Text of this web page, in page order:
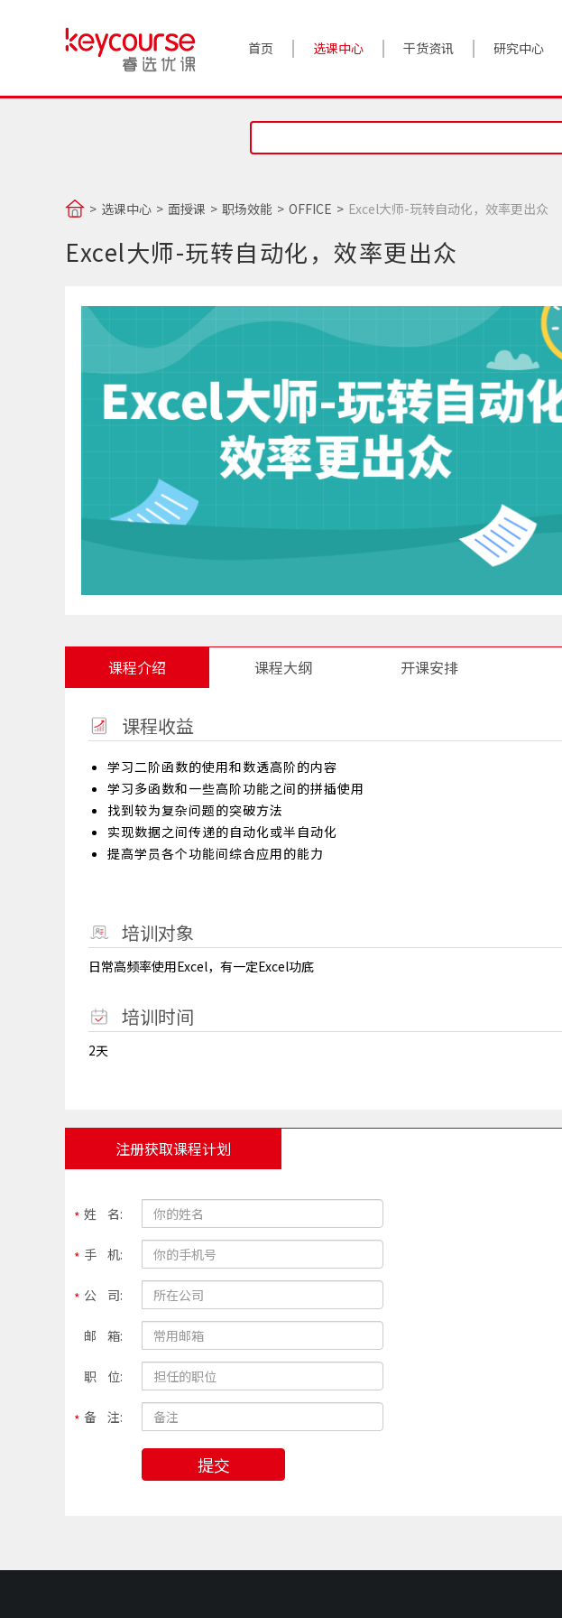
首页 选课中心 干货资讯
案例实践
对话高管
睿选视角
研究中心
BestHR研究院
研究报告
选课中心 面授课 职场效能 OFFICE Excel大师-玩转自动化，效率更出众
Excel大师-玩转自动化，效率更出众
课程介绍 课程大纲 开课安排
课程收益
学习二阶函数的使用和数透高阶的内容
学习多函数和一些高阶功能之间的拼插使用
找到较为复杂问题的突破方法
实现数据之间传递的自动化或半自动化
提高学员各个功能间综合应用的能力
培训对象
日常高频率使用Excel，有一定Excel功底
培训时间
2天
注册获取课程计划
姓 名:
手 机:
公 司:
邮 箱:
职 位:
备 注:
提交